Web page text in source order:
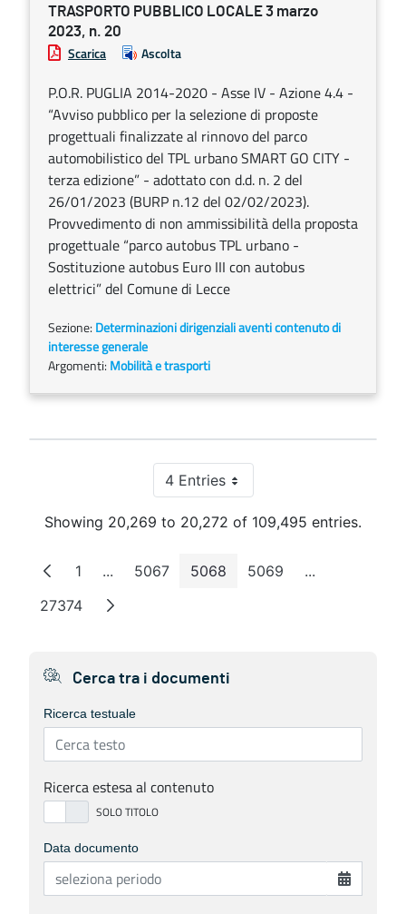
TRASPORTO PUBBLICO LOCALE 3 marzo
2023, n. 20
Scarica Ascolta
P.O.R. PUGLIA 2014-2020 - Asse IV - Azione 4.4 -
“Avviso pubblico per la selezione di proposte
progettuali finalizzate al rinnovo del parco
automobilistico del TPL urbano SMART GO CITY -
terza edizione” - adottato con d.d. n. 2 del
26/01/2023 (BURP n.12 del 02/02/2023).
Provvedimento di non ammissibilità della proposta
progettuale “parco autobus TPL urbano -
Sostituzione autobus Euro III con autobus
elettrici” del Comune di Lecce
Sezione: Determinazioni dirigenziali aventi contenuto di
interesse generale
Argomenti: Mobilità e trasporti
4 EntriesPer Page
Showing 20,269 to 20,272 of 109,495 entries.
Page
1 ...Intermediate Pages
Page
5067 Page
5068 Page
5069 ...Intermediate
Page
27374
Cerca tra i documenti
Ricerca testuale
Ricerca estesa al contenuto
Data documento